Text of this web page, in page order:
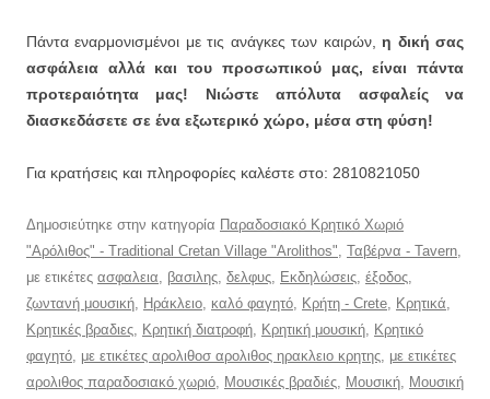
Πάντα εναρμονισμένοι με τις ανάγκες των καιρών,η δική σας
ασφάλεια αλλά και του προσωπικού μας, είναι πάντα
προτεραιότητα μας! Νιώστε απόλυτα ασφαλείς να
διασκεδάσετε σε ένα εξωτερικό χώρο, μέσα στη φύση!
Για κρατήσεις και πληροφορίες καλέστε στο: 2810821050
Δημοσιεύτηκε στην κατηγορία Παραδοσιακό Κρητικό Χωριό
"Αρόλιθος" - Traditional Cretan Village "Arolithos", Ταβέρνα - Tavern,
με ετικέτες ασφαλεια, βασιλης, δελφυς, Εκδηλώσεις, έξοδος,
ζωντανή μουσική, Ηράκλειο, καλό φαγητό, Κρήτη - Crete, Κρητικά,
Κρητικές βραδιες, Κρητική διατροφή, Κρητική μουσική, Κρητικό
φαγητό, με ετικέτες αρολιθοσ αρολιθος ηρακλειο κρητης, με ετικέτες
αρολιθος παραδοσιακό χωριό, Μουσικές βραδιές, Μουσική, Μουσική